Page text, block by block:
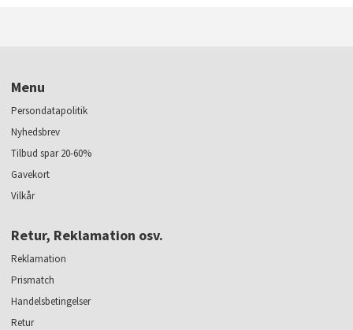
Menu
Persondatapolitik
Nyhedsbrev
Tilbud spar 20-60%
Gavekort
Vilkår
Retur, Reklamation osv.
Reklamation
Prismatch
Handelsbetingelser
Retur